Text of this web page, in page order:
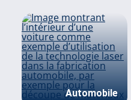
Automobile